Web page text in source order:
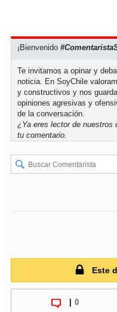
soytalcahuano
soyconcepción
soycoronel
soyarauco
soytemuco
¡Bienvenido
Te invitamos a opinar y
noticia. En SoyChile
y constructivos y nos
opiniones agresivas y
de la conversación.
¿Ya eres lector de nuestros
tu comentario.
Este
0